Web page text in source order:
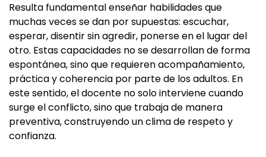
Resulta fundamental enseñar habilidades que
muchas veces se dan por supuestas: escuchar,
esperar, disentir sin agredir, ponerse en el lugar del
otro. Estas capacidades no se desarrollan de forma
espontánea, sino que requieren acompañamiento,
práctica y coherencia por parte de los adultos. En
este sentido, el docente no solo interviene cuando
surge el conflicto, sino que trabaja de manera
preventiva, construyendo un clima de respeto y
confianza.